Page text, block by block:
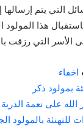
التي يتم
هذا المولود
الأسر التي رزقت
اخفاء
بمولود ذكر
على نعمة الذرية
للتهنئة بالمولود